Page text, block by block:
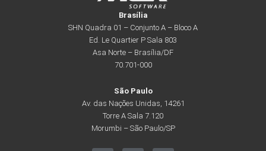
Brasília
SHN Quadra 01 – Conjunto A – Bloco A
Ed. Le Quartier P Sala 803
Asa Norte – Brasília/DF
70.701-000
São Paulo
Av. das Nações Unidas, 14261
Torre A Sala 7.120
Morumbi – São Paulo/SP